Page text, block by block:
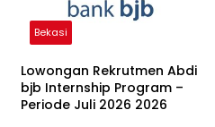
Bekasi
Lowongan Rekrutmen Abdi
bjb Internship Program –
Periode Juli 2026 2026